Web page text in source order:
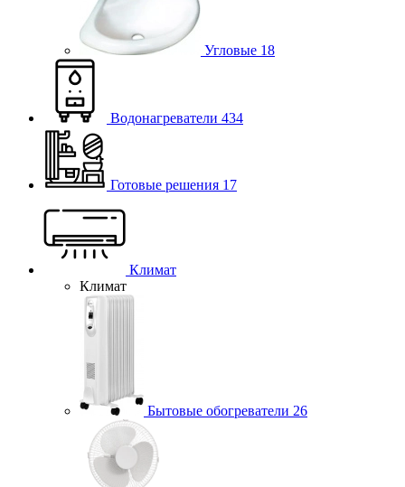
Угловые 18
Водонагреватели 434
Готовые решения 17
Климат
Климат
Бытовые обогреватели 26